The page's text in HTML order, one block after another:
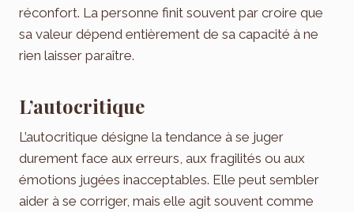
réconfort. La personne finit souvent par croire que
sa valeur dépend entièrement de sa capacité à ne
rien laisser paraître.
L’autocritique
L’autocritique désigne la tendance à se juger
durement face aux erreurs, aux fragilités ou aux
émotions jugées inacceptables. Elle peut sembler
aider à se corriger, mais elle agit souvent comme